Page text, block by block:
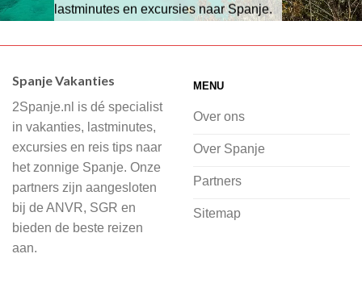
lastminutes en excursies naar Spanje.
Wij hebben een breed scala aan
of je nu wilt relaxen op het strand,
cultuur wilt ontdekken of avontuur zoekt
in de natuur.
Bij 2Spanje.nl begint de voorpret al
voordat je het vliegtuig instapt, door
inspiratie op te doen over dit zonnige
Spanje Vakanties
2Spanje.nl is dé specialist
in vakanties, lastminutes,
excursies en reis tips naar
het zonnige Spanje. Onze
partners zijn aangesloten
bij de ANVR, SGR en
bieden de beste reizen
aan.
MENU
Over ons
Over Spanje
Partners
Sitemap